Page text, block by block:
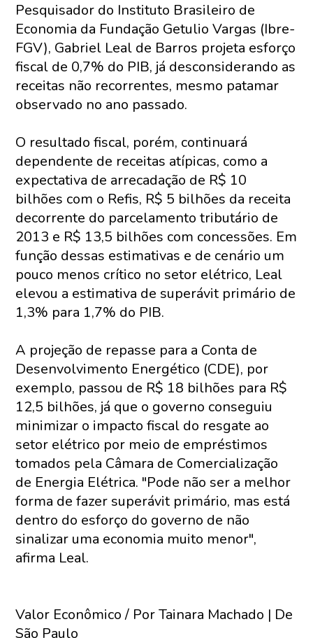
Pesquisador do Instituto Brasileiro de
Economia da Fundação Getulio Vargas (Ibre-
FGV), Gabriel Leal de Barros projeta esforço
fiscal de 0,7% do PIB, já desconsiderando as
receitas não recorrentes, mesmo patamar
observado no ano passado.
O resultado fiscal, porém, continuará
dependente de receitas atípicas, como a
expectativa de arrecadação de R$ 10
bilhões com o Refis, R$ 5 bilhões da receita
decorrente do parcelamento tributário de
2013 e R$ 13,5 bilhões com concessões. Em
função dessas estimativas e de cenário um
pouco menos crítico no setor elétrico, Leal
elevou a estimativa de superávit primário de
1,3% para 1,7% do PIB.
A projeção de repasse para a Conta de
Desenvolvimento Energético (CDE), por
exemplo, passou de R$ 18 bilhões para R$
12,5 bilhões, já que o governo conseguiu
minimizar o impacto fiscal do resgate ao
setor elétrico por meio de empréstimos
tomados pela Câmara de Comercialização
de Energia Elétrica. "Pode não ser a melhor
forma de fazer superávit primário, mas está
dentro do esforço do governo de não
sinalizar uma economia muito menor",
afirma Leal.
Valor Econômico / Por Tainara Machado | De
São Paulo